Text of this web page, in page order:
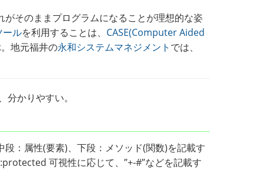
そのままプログラムになることが理想的な姿
ールを利用することは、 CASE(Computer Aided
地元福井の永和システムマネジメント では、
分かりやすい。
：属性(要素)、下段：メソッド(関数)を記載す
可視性に応じて、”+-#”などを記載す